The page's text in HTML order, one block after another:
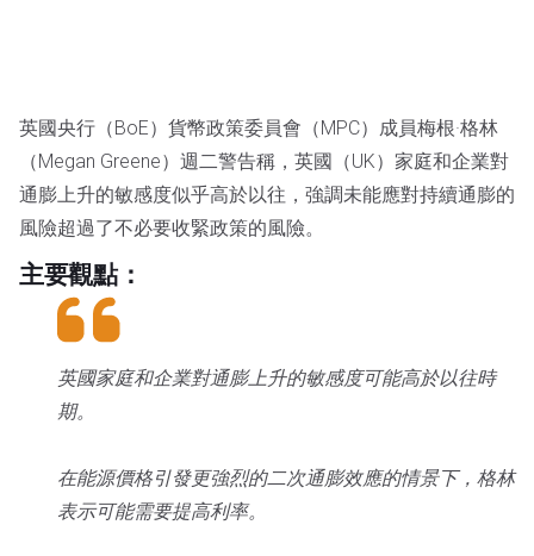
英國央行（BoE）貨幣政策委員會（MPC）成員梅根·格林
（Megan Greene）週二警告稱，英國（UK）家庭和企業對
通膨上升的敏感度似乎高於以往，強調未能應對持續通膨的
風險超過了不必要收緊政策的風險。
主要觀點：
英國家庭和企業對通膨上升的敏感度可能高於以往時
期。
在能源價格引發更強烈的二次通膨效應的情景下，格林
表示可能需要提高利率。